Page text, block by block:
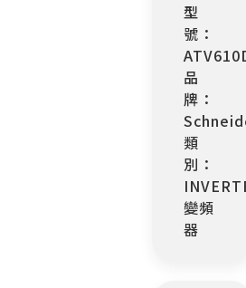
型
號：
品
牌：
類
別：
變頻
器